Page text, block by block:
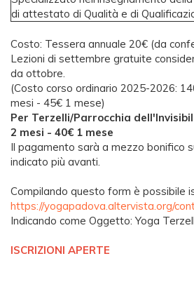
di attestato di Qualità e di
Costo: Tessera annuale 20€ (da
Lezioni di settembre gratuite
da ottobre.
(Costo corso ordinario 2025-2026:
mesi - 45€ 1 mese)
Per Terzelli/Parrocchia
2 mesi - 40€ 1 mese
Il pagamento sarà a mezzo bonifico
indicato più avanti.
Compilando questo form è possibile
https://yogapadova.altervista.org/
Indicando come Oggetto: Yoga
ISCRIZIONI APERTE